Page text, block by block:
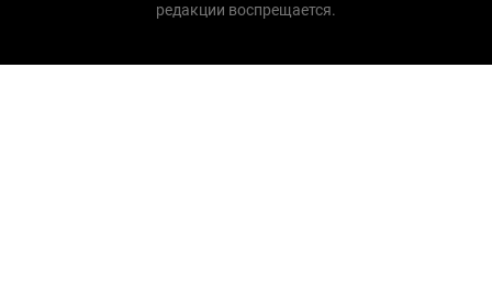
редакции воспрещается.